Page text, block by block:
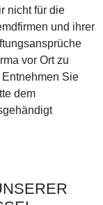
nicht für die
und ihrer
vor Ort zu
Sie
dem